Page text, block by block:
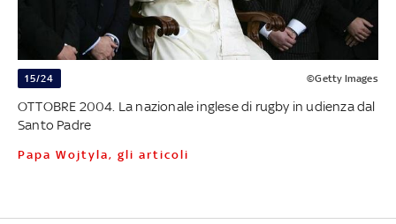
15/24 ©Getty Images
OTTOBRE 2004. La nazionale inglese di rugby in udienza dal
Santo Padre
Papa Wojtyla, gli articoli